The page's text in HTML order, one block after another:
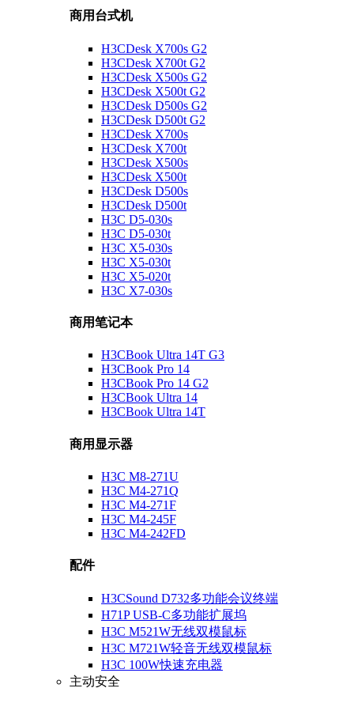
商用台式机
H3CDesk X700s G2
H3CDesk X700t G2
H3CDesk X500s G2
H3CDesk X500t G2
H3CDesk D500s G2
H3CDesk D500t G2
H3CDesk X700s
H3CDesk X700t
H3CDesk X500s
H3CDesk X500t
H3CDesk D500s
H3CDesk D500t
H3C D5-030s
H3C D5-030t
H3C X5-030s
H3C X5-030t
H3C X5-020t
H3C X7-030s
商用笔记本
H3CBook Ultra 14T G3
H3CBook Pro 14
H3CBook Pro 14 G2
H3CBook Ultra 14
H3CBook Ultra 14T
商用显示器
H3C M8-271U
H3C M4-271Q
H3C M4-271F
H3C M4-245F
H3C M4-242FD
配件
H3CSound D732多功能会议终端
H71P USB-C多功能扩展坞
H3C M521W无线双模鼠标
H3C M721W轻音无线双模鼠标
H3C 100W快速充电器
主动安全